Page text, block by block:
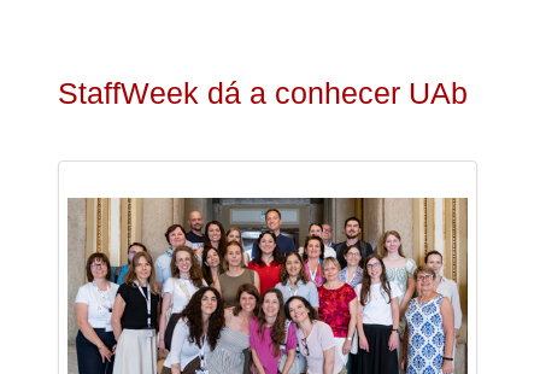
StaffWeek dá a conhecer UAb